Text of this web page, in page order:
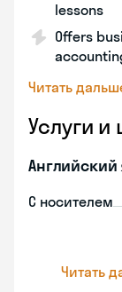
lessons
Offers
Читать
Услуги и
Английский
С носителем
Читать